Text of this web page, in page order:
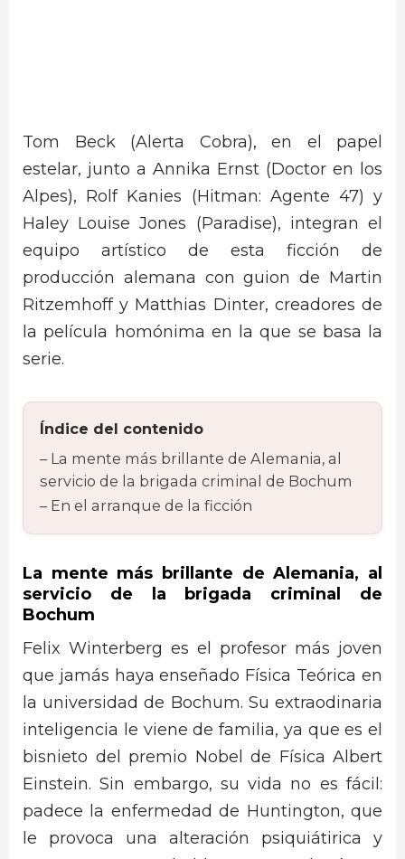
Tom Beck (Alerta Cobra), en el papel
estelar, junto a Annika Ernst (Doctor en los
Alpes), Rolf Kanies (Hitman: Agente 47) y
Haley Louise Jones (Paradise), integran el
equipo artístico de esta ficción de
producción alemana con guion de Martin
Ritzemhoff y Matthias Dinter, creadores de
la película homónima en la que se basa la
serie.
Índice del contenido
La mente más brillante de Alemania, al
servicio de la brigada criminal de Bochum
En el arranque de la ficción
La mente más brillante de Alemania, al
servicio de la brigada criminal de
Bochum
Felix Winterberg es el profesor más joven
que jamás haya enseñado Física Teórica en
la universidad de Bochum. Su extraodinaria
inteligencia le viene de familia, ya que es el
bisnieto del premio Nobel de Física Albert
Einstein. Sin embargo, su vida no es fácil:
padece la enfermedad de Huntington, que
le provoca una alteración psiquiátirica y